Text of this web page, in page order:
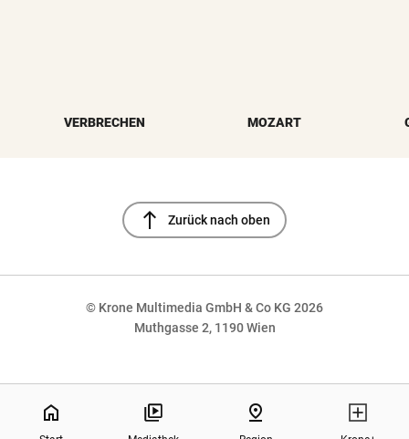
VERBRECHEN MOZART
north Zurück nach oben
© Krone Multimedia GmbH & Co KG 2026
Muthgasse 2, 1190 Wien
home pin_drop
NaN%